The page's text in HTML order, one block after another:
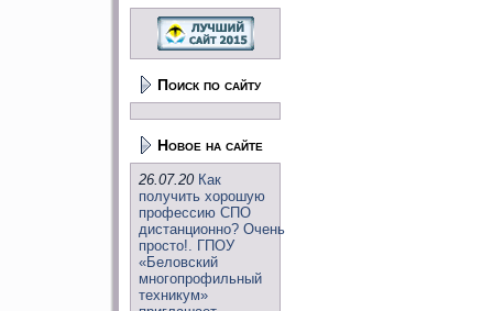
Поиск по сайту
Новое на сайте
26.07.20 Как
получить хорошую
профессию СПО
дистанционно? Очень
просто!. ГПОУ
«Беловский
многопрофильный
техникум»